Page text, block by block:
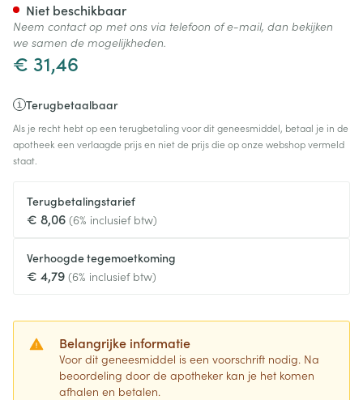
€ 31,46
Terugbetaalbaar
Als je recht hebt op een terugbetaling voor dit geneesmiddel, betaal je in de
apotheek een verlaagde prijs en niet de prijs die op onze webshop vermeld
staat.
Terugbetalingstarief
€ 8,06 (6% inclusief btw)
Verhoogde tegemoetkoming
€ 4,79 (6% inclusief btw)
Belangrijke informatie
Voor dit geneesmiddel is een voorschrift nodig. Na
beoordeling door de apotheker kan je het komen
afhalen en betalen.
Niet beschikbaar
Neem contact op met ons via telefoon of e-mail, dan bekijken
we samen de mogelijkheden.